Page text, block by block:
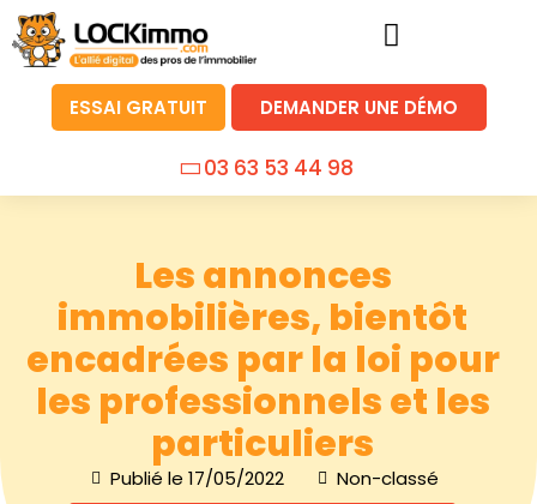
ESSAI GRATUIT DEMANDER UNE DÉMO
03 63 53 44 98
Les annonces
immobilières, bientôt
encadrées par la loi pour
les professionnels et les
particuliers
Publié le 17/05/2022 Non-classé